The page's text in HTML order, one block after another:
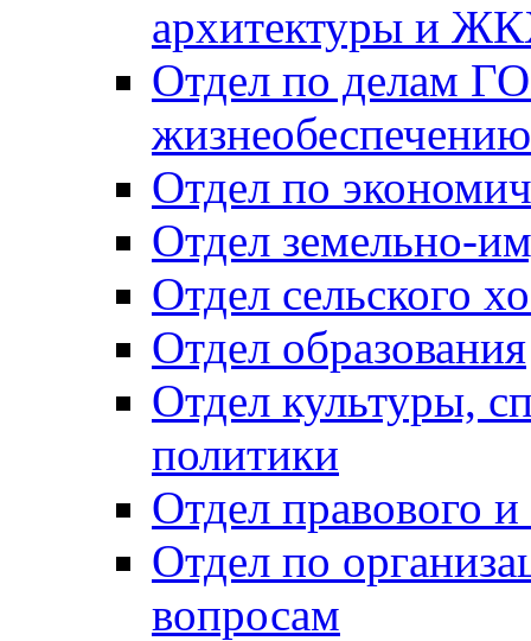
архитектуры и
Отдел по делам
Отдел по
Отдел земельно-
Отдел сельского
Отдел образования
Отдел культуры,
политики
Отдел правового
Отдел по
вопросам